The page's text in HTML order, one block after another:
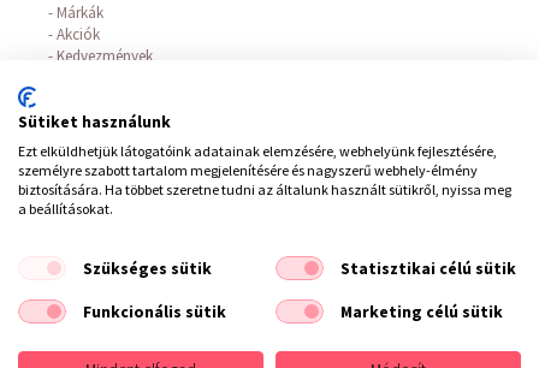
Márkák
Akciók
Kedvezmények
FIÓKOM
Belépés / Regisztráció
Hírlevél feliratkozás
ÁSZF Adatvédelem/Elállás a szerződéstől
Copyright © 2021 Fodrászkellék Bolt
Sütiket használunk
Ezt elküldhetjük látogatóink adatainak elemzésére, webhelyünk fejlesztésére,
személyre szabott tartalom megjelenítésére és nagyszerű webhely-élmény
biztosítására. Ha többet szeretne tudni az általunk használt sütikről, nyissa meg
a beállításokat.
Szükséges sütik
Statisztikai célú sütik
Funkcionális sütik
Marketing célú sütik